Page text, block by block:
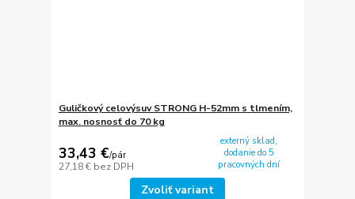
Guličkový celovýsuv STRONG H-52mm s tlmením,
max. nosnosť do 70 kg
33,43 €/pár
27,18 € bez DPH
externý sklad,
dodanie do 5
pracovných dní
Zvoliť variant